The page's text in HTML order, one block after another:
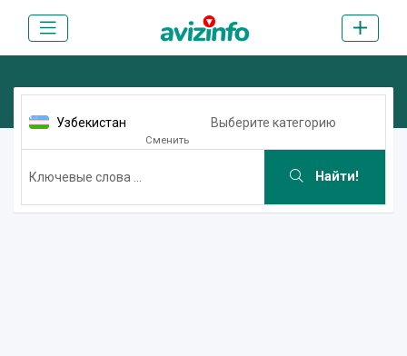
Узбекистан
Сменить
Выберите категорию
Найти!